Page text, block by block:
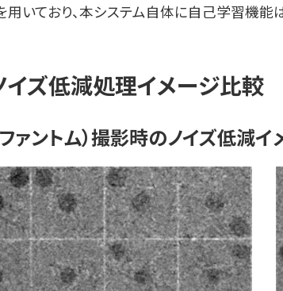
ており、本システム自体に自己学習機能
ズ低減処理イメージ比較
ァントム）撮影時のノイズ低減イ